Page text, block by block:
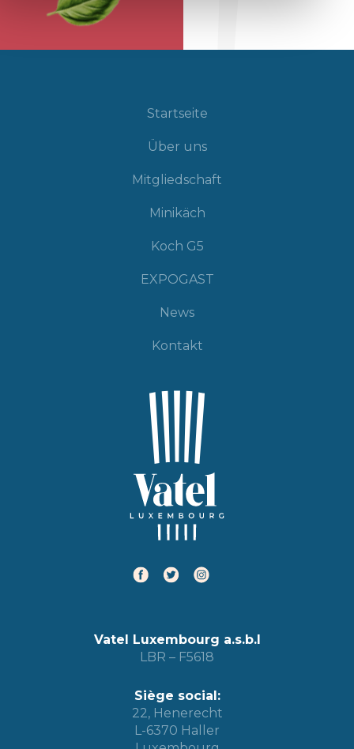
Startseite
Über uns
Mitgliedschaft
Minikäch
Koch G5
EXPOGAST
News
Kontakt
Vatel Luxembourg a.s.b.l
LBR – F5618
Siège social:
22, Henerecht
L-6370 Haller